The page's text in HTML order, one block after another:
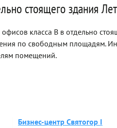
стоящего здания
класса B в отдельно
по свободным площадям.
помещений.
Бизнес-центр Святогор I